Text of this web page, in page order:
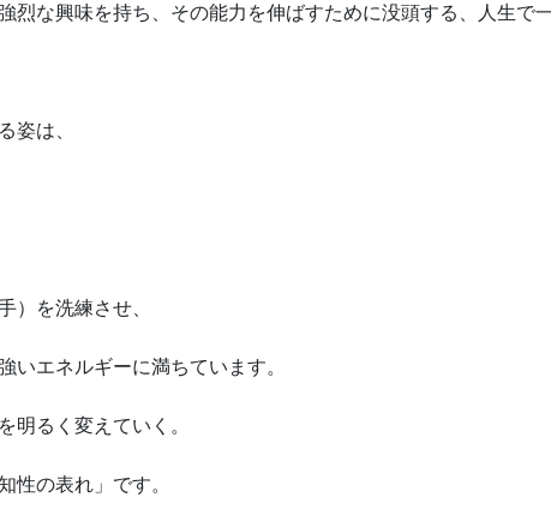
烈な興味を持ち、その能力を伸ばすために没頭する、人生で
姿は、
）を洗練させ、
いエネルギーに満ちています。
明るく変えていく。
性の表れ」です。